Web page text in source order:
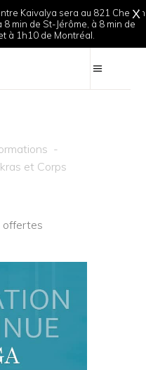
X
Kaivalya sera au 821 Chemin
min de St-Jérôme, à 8 min de
à 1h10 de Montréal.
-
et Corps
offertes